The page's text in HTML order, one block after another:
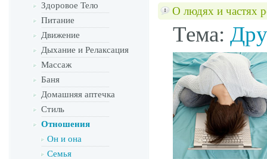
Здоровое Тело
Питание
Движение
Дыхание и Релаксация
Массаж
Баня
Домашняя аптечка
Стиль
Отношения
Он и она
Семья
О людях и частях
Тема: